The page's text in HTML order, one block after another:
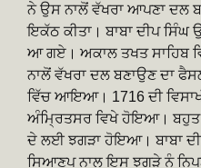
ਨੇ ਉਸ ਨਾਲੋਂ ਵੱਖਰਾ ਆਪਣਾ ਦਲ
ਇਕੱਠ ਕੀਤਾ। ਬਾਬਾ ਦੀਪ ਸਿੰਘ
ਆ ਗਏ। ਅਕਾਲ ਤਖਤ ਸਾਹਿਬ
ਨਾਲੋਂ ਵੱਖਰਾ ਦਲ ਬਣਾਉਣ ਦਾ
ਵਿੱਚ ਆਇਆ। 1716 ਦੀ
ਅੰਮ੍ਰਿਤਸਰ ਵਿਖੇ ਹੋਇਆ। ਬਹੁਤ
ਦੇ ਲਈ ਝਗੜਾ ਹੋਇਆ। ਬਾਬਾ
ਸਿਆਣਪ ਨਾਲ ਇਸ ਝਗੜੇ ਨੂੰ